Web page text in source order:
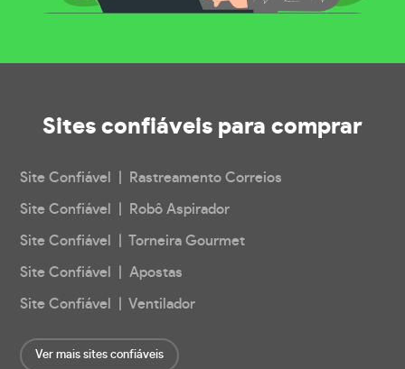
Sites confiáveis para comprar
Site Confiável | Rastreamento Correios
Site Confiável | Robô Aspirador
Site Confiável | Torneira Gourmet
Site Confiável | Apostas
Site Confiável | Ventilador
Ver mais sites confiáveis